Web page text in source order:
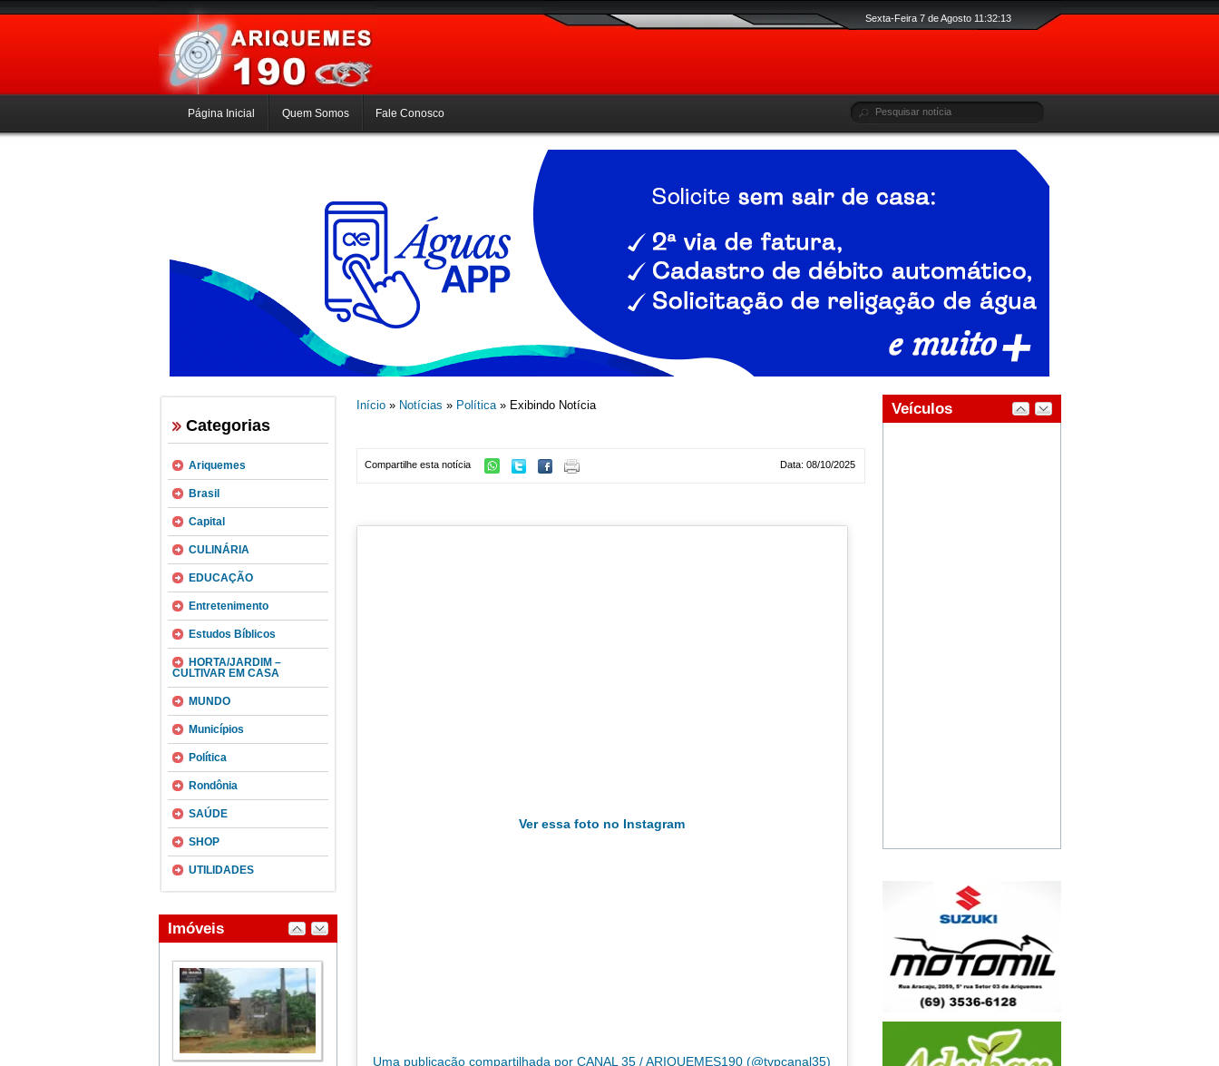
Sexta-Feira 7 de Agosto 11:32:14
Página Inicial Quem Somos Fale Conosco
Categorias
Ariquemes
Brasil
Capital
CULINÁRIA
EDUCAÇÃO
Entretenimento
Estudos Bíblicos
HORTA/JARDIM –
CULTIVAR EM CASA
MUNDO
Municípios
Política
Rondônia
SAÚDE
SHOP
UTILIDADES
Início» Notícias » Política» Exibindo Notícia
Data: 08/10/2025
Compartilhe esta notícia
Ver essa foto no Instagram
Uma publicação compartilhada por CANAL 35 / ARIQUEMES190 (@tvpcanal35)